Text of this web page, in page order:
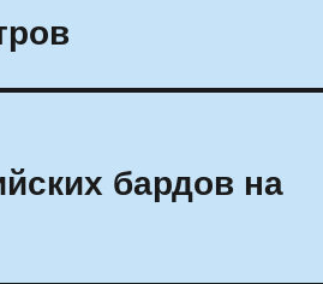
бардов на